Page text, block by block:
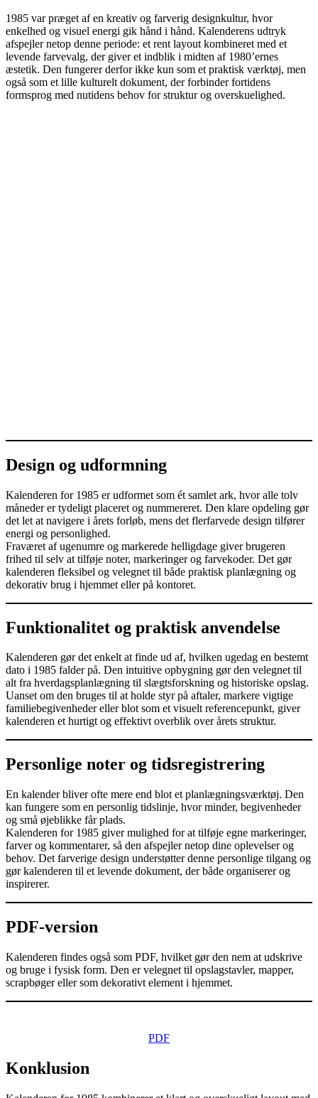
1985 var præget af en kreativ og farverig designkultur, hvor
enkelhed og visuel energi gik hånd i hånd. Kalenderens udtryk
afspejler netop denne periode: et rent layout kombineret med et
levende farvevalg, der giver et indblik i midten af 1980’ernes
æstetik. Den fungerer derfor ikke kun som et praktisk værktøj, men
også som et lille kulturelt dokument, der forbinder fortidens
formsprog med nutidens behov for struktur og overskuelighed.
Design og udformning
Kalenderen for 1985 er udformet som ét samlet ark, hvor alle tolv
måneder er tydeligt placeret og nummereret. Den klare opdeling gør
det let at navigere i årets forløb, mens det flerfarvede design tilfører
energi og personlighed.
Fraværet af ugenumre og markerede helligdage giver brugeren
frihed til selv at tilføje noter, markeringer og farvekoder. Det gør
kalenderen fleksibel og velegnet til både praktisk planlægning og
dekorativ brug i hjemmet eller på kontoret.
Funktionalitet og praktisk anvendelse
Kalenderen gør det enkelt at finde ud af, hvilken ugedag en bestemt
dato i 1985 falder på. Den intuitive opbygning gør den velegnet til
alt fra hverdagsplanlægning til slægtsforskning og historiske opslag.
Uanset om den bruges til at holde styr på aftaler, markere vigtige
familiebegivenheder eller blot som et visuelt referencepunkt, giver
kalenderen et hurtigt og effektivt overblik over årets struktur.
Personlige noter og tidsregistrering
En kalender bliver ofte mere end blot et planlægningsværktøj. Den
kan fungere som en personlig tidslinje, hvor minder, begivenheder
og små øjeblikke får plads.
Kalenderen for 1985 giver mulighed for at tilføje egne markeringer,
farver og kommentarer, så den afspejler netop dine oplevelser og
behov. Det farverige design understøtter denne personlige tilgang og
gør kalenderen til et levende dokument, der både organiserer og
inspirerer.
PDF-version
Kalenderen findes også som PDF, hvilket gør den nem at udskrive
og bruge i fysisk form. Den er velegnet til opslagstavler, mapper,
scrapbøger eller som dekorativt element i hjemmet.
PDF
Konklusion